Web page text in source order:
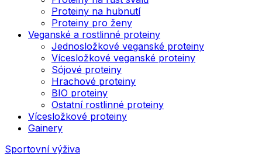
Proteiny na hubnutí
Proteiny pro ženy
Veganské a rostlinné proteiny
Jednosložkové veganské proteiny
Vícesložkové veganské proteiny
Sójové proteiny
Hrachové proteiny
BIO proteiny
Ostatní rostlinné proteiny
Vícesložkové proteiny
Gainery
Sportovní výživa